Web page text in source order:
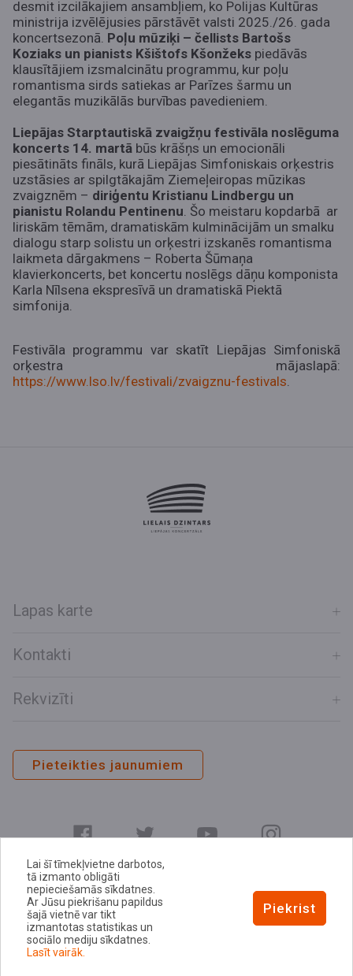
desmit izcilākajiem ansambļiem, ko Polijas Kultūras
ministrija izvēlējusies pārstāvēt valsti 2025./26. gada
koncertsezonā. Poļu mūziķi – čellists Bartošs
Koziaks un pianists Kšištofs Kšonžeks piedāvās
klausītājiem izsmalcinātu programmu, kur poļu
romantisma sirds satiekas ar Parīzes šarmu un
elegantās muzikālās burvības pavedieniem.
Liepājas Starptautiskā zvaigžņu festivāla noslēguma
koncerts 14. martā būs krāšņs un emocionāli
piesātināts fināls, kurā Liepājas Simfoniskais orķestris
uzstāsies ar spilgtākajām Ziemeļeiropas mūzikas
zvaigznēm – diriģentu Kristianu Lindbergu un
pianistu Rolandu Pentinenu. Šo meistaru kopdarbā ar
liriskām tēmām, dramatiskām kulminācijām un smalku
dialogu starp solistu un orķestri izskanēs romantisma
laikmeta dārgakmens – Roberta Šūmaņa
klavierkoncerts, bet koncertu noslēgs dāņu komponista
Karla Nīlsena ekspresīvā un dramatiskā Piektā
simfonija.
Festivāla programmu var skatīt Liepājas Simfoniskā
orķestra mājaslapā:
https://www.lso.lv/festivali/zvaigznu-festivals.
Lapas karte
Kontakti
Rekvizīti
Pieteikties jaunumiem
E-adrese
Privātuma politika
Sīkdatņu politika
Lai šī tīmekļvietne darbotos,
tā izmanto obligāti
nepieciešamās sīkdatnes.
Ar Jūsu piekrišanu papildus
šajā vietnē var tikt
izmantotas statistikas un
sociālo mediju sīkdatnes.
Lasīt vairāk.
Piekrist